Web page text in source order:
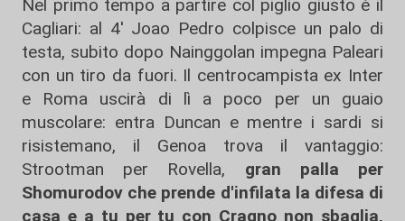
Nel primo tempo a partire col piglio giusto è il
Cagliari: al 4' Joao Pedro colpisce un palo di
testa, subito dopo Nainggolan impegna Paleari
con un tiro da fuori. Il centrocampista ex Inter
e Roma uscirà di lì a poco per un guaio
muscolare: entra Duncan e mentre i sardi si
risistemano, il Genoa trova il vantaggio:
Strootman per Rovella, gran palla per
Shomurodov che prende d'infilata la difesa di
casa e a tu per tu con Cragno non sbaglia,